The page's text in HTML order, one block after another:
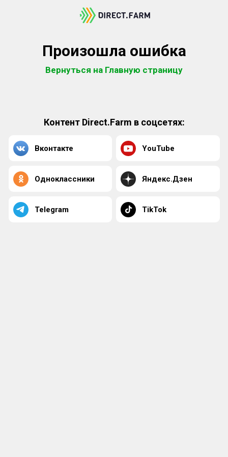
Произошла ошибка
Вернуться на Главную страницу
Контент Direct.Farm в соцсетях:
Вконтакте YouTube
Одноклассники Яндекс.Дзен
Telegram TikTok